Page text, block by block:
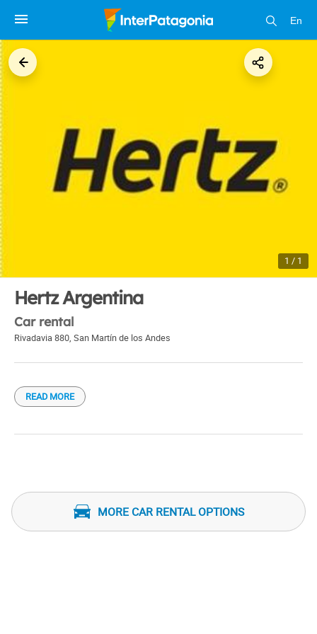
En
1 / 1
Hertz Argentina
Car rental
Rivadavia 880, San Martín de los Andes
READ MORE
MORE CAR RENTAL OPTIONS